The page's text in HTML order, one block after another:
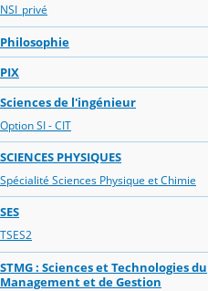
NSI_privé
Philosophie
PIX
Sciences de l'ingénieur
Option SI - CIT
SCIENCES PHYSIQUES
Spécialité Sciences Physique et Chimie
SES
TSES2
STMG : Sciences et Technologies du
Management et de Gestion